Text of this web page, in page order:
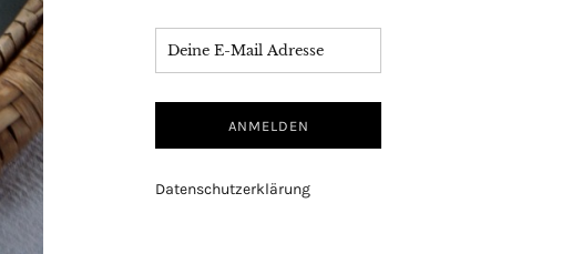
Datenschutzerklärung